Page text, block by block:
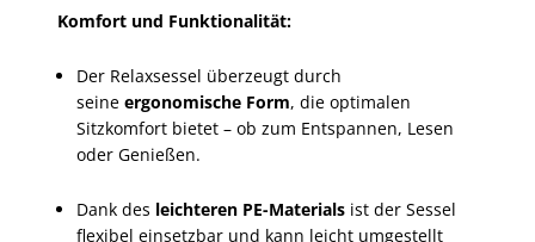
Komfort und Funktionalität:
Der Relaxsessel überzeugt durch
seine ergonomische Form, die optimalen
Sitzkomfort bietet – ob zum Entspannen, Lesen
oder Genießen.
Dank des leichteren PE-Materials ist der Sessel
flexibel einsetzbar und kann leicht umgestellt